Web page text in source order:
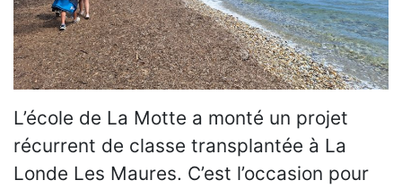
L’école de La Motte a monté un projet
récurrent de classe transplantée à La
Londe Les Maures. C’est l’occasion pour